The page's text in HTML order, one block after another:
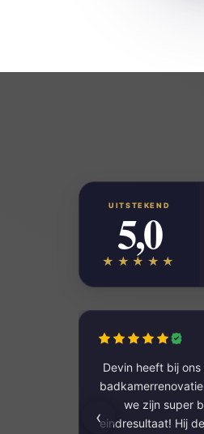
UITSTEKEND
5,0
★★★★★
Devin heeft bij
we zijn super
eindresultaat! Hij
‹